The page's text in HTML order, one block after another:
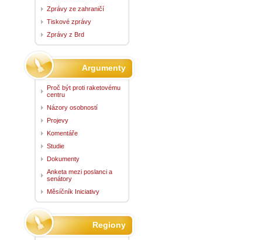
Zprávy ze zahraničí
Tiskové zprávy
Zprávy z Brd
Argumenty
Proč být proti raketovému
centru
Názory osobností
Projevy
Komentáře
Studie
Dokumenty
Anketa mezi poslanci a
senátory
Měsíčník Iniciativy
Regiony